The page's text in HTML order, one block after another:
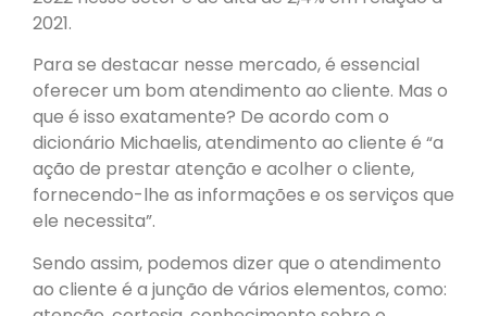
2021.
Para se destacar nesse mercado, é essencial
oferecer um bom atendimento ao cliente. Mas o
que é isso exatamente? De acordo com o
dicionário Michaelis, atendimento ao cliente é “a
ação de prestar atenção e acolher o cliente,
fornecendo-lhe as informações e os serviços que
ele necessita”.
Sendo assim, podemos dizer que o atendimento
ao cliente é a junção de vários elementos, como: